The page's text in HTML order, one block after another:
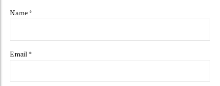
Name *
Email *